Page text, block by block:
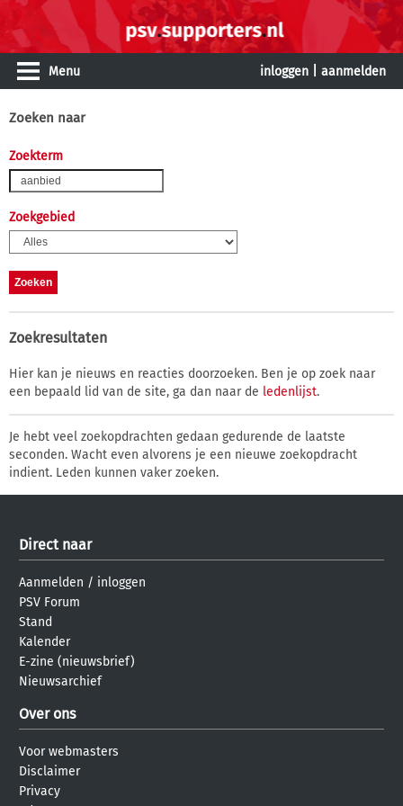
Menu inloggen aanmelden
Zoeken naar
Zoekterm
Zoekgebied
Zoekresultaten
Hier kan je nieuws en reacties doorzoeken. Ben je op zoek naar
een bepaald lid van de site, ga dan naar de ledenlijst.
Je hebt veel zoekopdrachten gedaan gedurende de laatste
seconden. Wacht even alvorens je een nieuwe zoekopdracht
indient. Leden kunnen vaker zoeken.
Direct naar
Aanmelden / inloggen
PSV Forum
Stand
Kalender
E-zine (nieuwsbrief)
Nieuwsarchief
Over ons
Voor webmasters
Disclaimer
Privacy